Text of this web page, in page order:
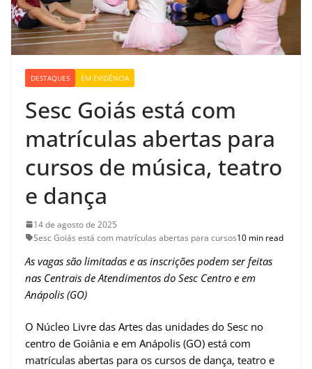
DESTAQUES EM EVIDÊNCIA
Sesc Goiás está com
matrículas abertas para
cursos de música, teatro
e dança
14 de agosto de 2025
Sesc Goiás está com matrículas abertas para cursos10 min read
As vagas são limitadas e as inscrições podem ser feitas
nas Centrais de Atendimentos do Sesc Centro e em
Anápolis (GO)
O Núcleo Livre das Artes das unidades do Sesc no
centro de Goiânia e em Anápolis (GO) está com
matrículas abertas para os cursos de dança, teatro e